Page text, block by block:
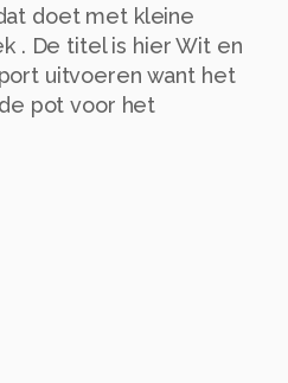
doet met kleine
. De titel is hier Wit en
uitvoeren want het
pot voor het